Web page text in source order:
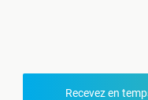
Recevez en